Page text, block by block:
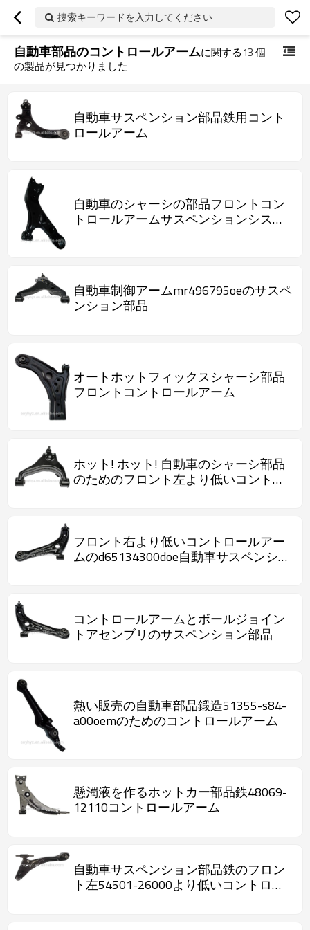
捜索キーワードを入力してください
自動車部品のコントロールアームに関する13個
の製品が見つかりました
自動車サスペンション部品鉄用コント
ロールアーム
自動車のシャーシの部品フロントコン
トロールアームサスペンションシステ
自動車制御アームmr496795oeのサスペ
ンション部品
オートホットフィックスシャーシ部品
フロントコントロールアーム
ホット! ホット! 自動車のシャーシ部品
のためのフロント左より低いコントロ
フロント右より低いコントロールアー
ムのd65134300doe自動車サスペンショ
コントロールアームとボールジョイン
トアセンブリのサスペンション部品
熱い販売の自動車部品鍛造51355-s84-
a00oemのためのコントロールアーム
懸濁液を作るホットカー部品鉄48069-
12110コントロールアーム
自動車サスペンション部品鉄のフロン
ト左54501-26000より低いコントロー